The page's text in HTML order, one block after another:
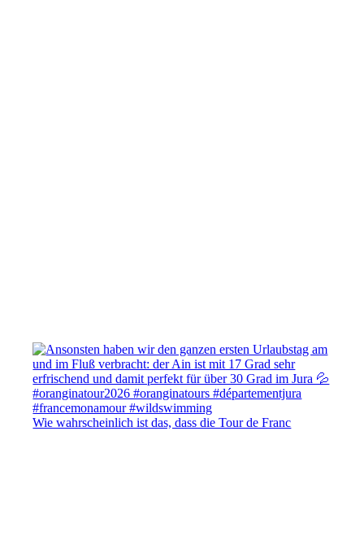
Wie wahrscheinlich ist das, dass die Tour de Franc